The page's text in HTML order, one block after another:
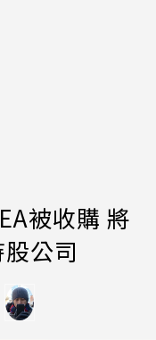
被收購 將
公司